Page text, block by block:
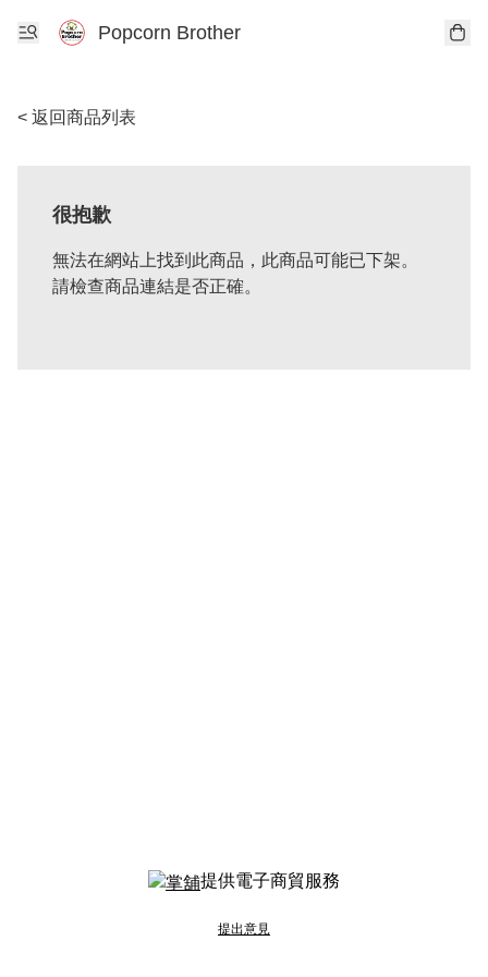
Popcorn Brother
< 返回商品列表
很抱歉
無法在網站上找到此商品，此商品可能已下架。
請檢查商品連結是否正確。
提供電子商貿服務
提出意見